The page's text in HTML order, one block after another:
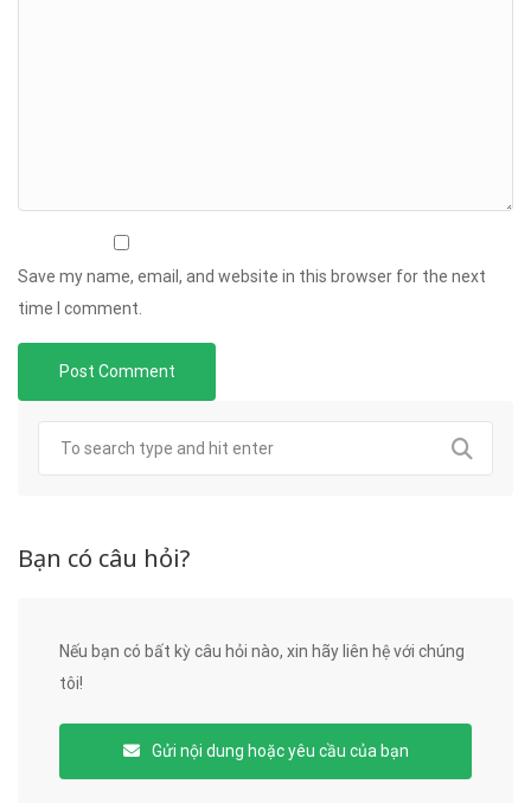
Save my name, email, and website in this browser for the next
time I comment.
Bạn có câu hỏi?
Nếu bạn có bất kỳ câu hỏi nào, xin hãy liên hệ với chúng
tôi!
Gửi nội dung hoặc yêu cầu của bạn